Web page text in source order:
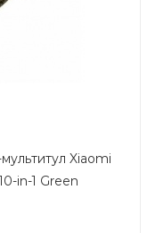
Xiaomi
in-1 Green